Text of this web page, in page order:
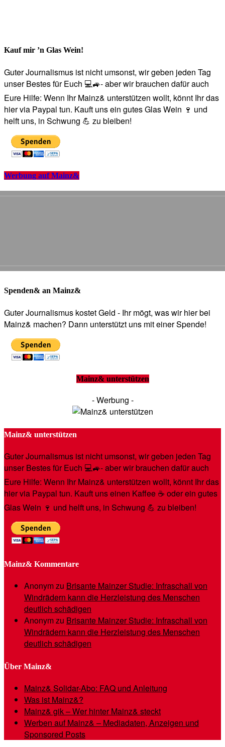
Kauf mir ’n Glas Wein!
Guter Journalismus ist nicht umsonst, wir geben jeden Tag
unser Bestes für Euch 💻🚙- aber wir brauchen dafür auch
Eure Hilfe: Wenn Ihr Mainz& unterstützen wollt, könnt Ihr das
hier via Paypal tun. Kauft uns ein gutes Glas Wein 🍷 und
helft uns, in Schwung 💪 zu bleiben!
Werbung auf Mainz&
Spenden& an Mainz&
Guter Journalismus kostet Geld - Ihr mögt, was wir hier bei
Mainz& machen? Dann unterstützt uns mit einer Spende!
Mainz& unterstützen
- Werbung -
Mainz& unterstützen
Guter Journalismus ist nicht umsonst, wir geben jeden Tag
unser Bestes für Euch 💻🚙- aber wir brauchen dafür auch
Eure Hilfe: Wenn Ihr Mainz& unterstützen wollt, könnt Ihr das
hier via Paypal tun. Kauft uns einen Kaffee ☕️ oder ein gutes
Glas Wein 🍷 und helft uns, in Schwung 💪 zu bleiben!
Mainz& Kommentare
Anonymzu Brisante Mainzer Studie: Infraschall von
Windrädern kann die Herzleistung des Menschen
deutlich schädigen
Anonymzu Brisante Mainzer Studie: Infraschall von
Windrädern kann die Herzleistung des Menschen
deutlich schädigen
Über Mainz&
Mainz& Solidar-Abo: FAQ und Anleitung
Was ist Mainz&?
Mainz& gik – Wer hinter Mainz& steckt
Werben auf Mainz& – Mediadaten, Anzeigen und
Sponsored Posts